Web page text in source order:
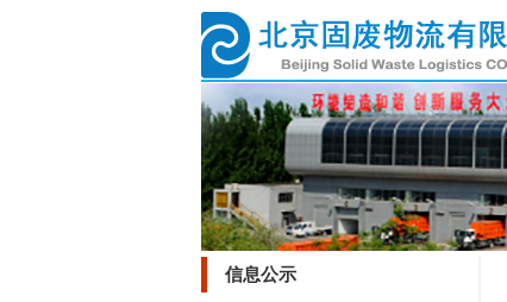
信息公示